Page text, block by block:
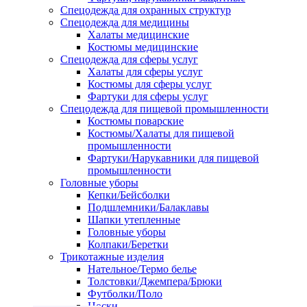
Спецодежда для охранных структур
Спецодежда для медицины
Халаты медицинские
Костюмы медицинские
Спецодежда для сферы услуг
Халаты для сферы услуг
Костюмы для сферы услуг
Фартуки для сферы услуг
Спецодежда для пищевой промышленности
Костюмы поварские
Костюмы/Халаты для пищевой
промышленности
Фартуки/Нарукавники для пищевой
промышленности
Головные уборы
Кепки/Бейсболки
Подшлемники/Балаклавы
Шапки утепленные
Головные уборы
Колпаки/Беретки
Трикотажные изделия
Нательное/Термо белье
Толстовки/Джемпера/Брюки
Футболки/Поло